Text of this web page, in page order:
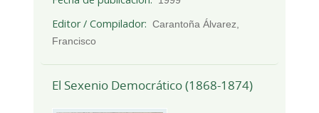
Editor / Compilador
Carantoña Álvarez,
Francisco
El Sexenio Democrático (1868-1874)